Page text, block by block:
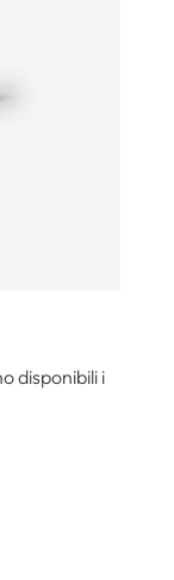
disponibili i